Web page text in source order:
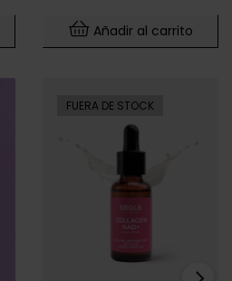
Añadir al carrito
FUERA DE STOCK
›